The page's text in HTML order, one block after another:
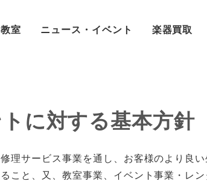
室 ニュース・イベント 楽器買取
に対する基本方針
理サービス事業を通し、お客様のより良
こと、又、教室事業、イベント事業・レ